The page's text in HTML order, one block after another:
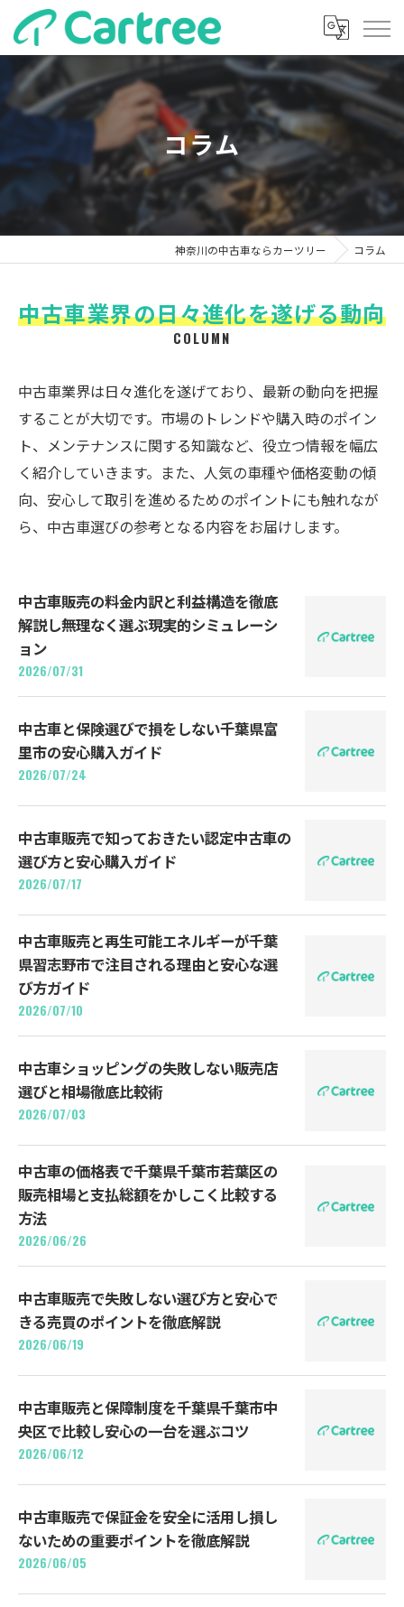
コラム
神奈川の中古車ならカーツリー コラム
中古車業界の日々進化を遂げる動向
COLUMN
中古車業界は日々進化を遂げており、最新の動向を把握
することが大切です。市場のトレンドや購入時のポイン
ト、メンテナンスに関する知識など、役立つ情報を幅広
く紹介していきます。また、人気の車種や価格変動の傾
向、安心して取引を進めるためのポイントにも触れなが
ら、中古車選びの参考となる内容をお届けします。
中古車販売の料金内訳と利益構造を徹底
解説し無理なく選ぶ現実的シミュレーシ
ョン
2026/07/31
中古車と保険選びで損をしない千葉県富
里市の安心購入ガイド
2026/07/24
中古車販売で知っておきたい認定中古車の
選び方と安心購入ガイド
2026/07/17
中古車販売と再生可能エネルギーが千葉
県習志野市で注目される理由と安心な選
び方ガイド
2026/07/10
中古車ショッピングの失敗しない販売店
選びと相場徹底比較術
2026/07/03
中古車の価格表で千葉県千葉市若葉区の
販売相場と支払総額をかしこく比較する
方法
2026/06/26
中古車販売で失敗しない選び方と安心で
きる売買のポイントを徹底解説
2026/06/19
中古車販売と保障制度を千葉県千葉市中
央区で比較し安心の一台を選ぶコツ
2026/06/12
中古車販売で保証金を安全に活用し損し
ないための重要ポイントを徹底解説
2026/06/05